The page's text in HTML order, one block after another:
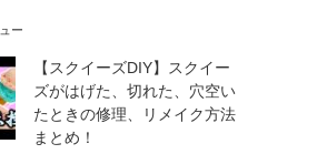
ー
【スクイーズDIY】スクイー
ズがはげた、切れた、穴空い
たときの修理、リメイク方法
まとめ！